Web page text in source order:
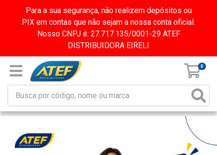
Para a sua segurança, não realizem depósitos ou
PIX em contas que não sejam a nossa conta oficial.
Nosso CNPJ é: 27.717.135/0001-29 ATEF
DISTRIBUIDORA EIRELI
0